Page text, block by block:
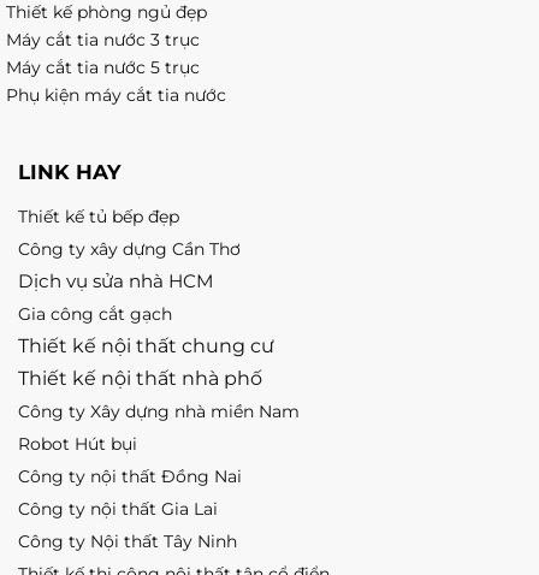
Thiết kế phòng ngủ đẹp
Máy cắt tia nước 3 trục
Máy cắt tia nước 5 trục
Phụ kiện máy cắt tia nước
LINK HAY
Thiết kế tủ bếp đẹp
Công ty xây dựng Cần Thơ
Dịch vụ sửa nhà HCM
Gia công cắt gạch
Thiết kế nội thất chung cư
Thiết kế nội thất nhà phố
Công ty Xây dựng nhà miền Nam
Robot Hút bụi
Công ty nội thất Đồng Nai
Công ty nội thất Gia Lai
Công ty Nội thất Tây Ninh